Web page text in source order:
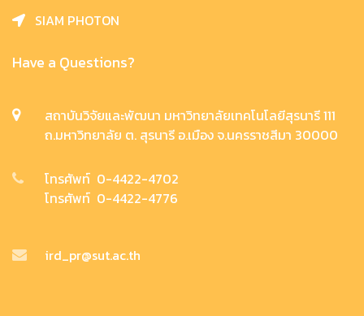
SIAM PHOTON
Have a Questions?
สถาบันวิจัยและพัฒนา มหาวิทยาลัยเทคโนโลยีสุรนารี 111
ถ.มหาวิทยาลัย ต. สุรนารี อ.เมือง จ.นครราชสีมา 30000
โทรศัพท์ 0-4422-4702
โทรศัพท์ 0-4422-4776
ird_pr@sut.ac.th